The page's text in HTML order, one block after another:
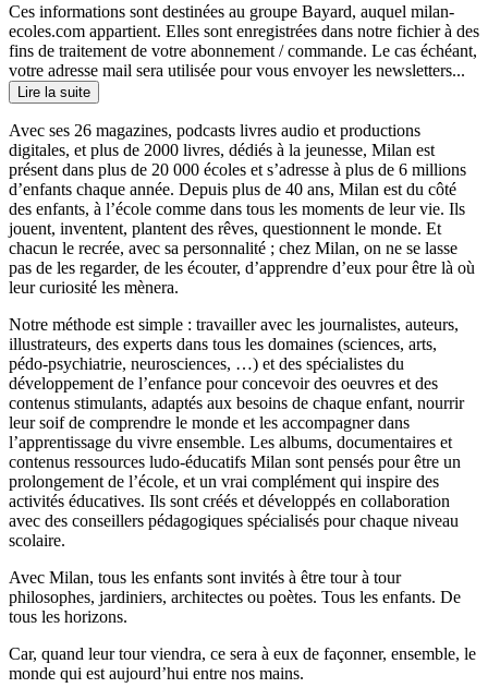
Ces informations sont destinées au groupe Bayard, auquel milan-
ecoles.com appartient. Elles sont enregistrées dans notre fichier à des
fins de traitement de votre abonnement / commande. Le cas échéant,
votre adresse mail sera utilisée pour vous envoyer les newsletters...
Lire la suite
Avec ses 26 magazines, podcasts livres audio et productions
digitales, et plus de 2000 livres, dédiés à la jeunesse, Milan est
présent dans plus de 20 000 écoles et s’adresse à plus de 6 millions
d’enfants chaque année. Depuis plus de 40 ans, Milan est du côté
des enfants, à l’école comme dans tous les moments de leur vie. Ils
jouent, inventent, plantent des rêves, questionnent le monde. Et
chacun le recrée, avec sa personnalité ; chez Milan, on ne se lasse
pas de les regarder, de les écouter, d’apprendre d’eux pour être là où
leur curiosité les mènera.
Notre méthode est simple : travailler avec les journalistes, auteurs,
illustrateurs, des experts dans tous les domaines (sciences, arts,
pédo-psychiatrie, neurosciences, …) et des spécialistes du
développement de l’enfance pour concevoir des oeuvres et des
contenus stimulants, adaptés aux besoins de chaque enfant, nourrir
leur soif de comprendre le monde et les accompagner dans
l’apprentissage du vivre ensemble. Les albums, documentaires et
contenus ressources ludo-éducatifs Milan sont pensés pour être un
prolongement de l’école, et un vrai complément qui inspire des
activités éducatives. Ils sont créés et développés en collaboration
avec des conseillers pédagogiques spécialisés pour chaque niveau
scolaire.
Avec Milan, tous les enfants sont invités à être tour à tour
philosophes, jardiniers, architectes ou poètes. Tous les enfants. De
tous les horizons.
Car, quand leur tour viendra, ce sera à eux de façonner, ensemble, le
monde qui est aujourd’hui entre nos mains.